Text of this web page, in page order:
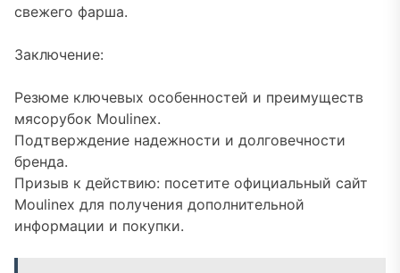
свежего фарша.
Заключение:
Резюме ключевых особенностей и преимуществ
мясорубок Moulinex.
Подтверждение надежности и долговечности
бренда.
Призыв к действию: посетите официальный сайт
Moulinex для получения дополнительной
информации и покупки.